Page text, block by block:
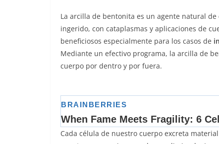
La arcilla de bentonita es un agente natural
ingerido, con cataplasmas y aplicaciones de
beneficiosos especialmente para los casos de
Mediante un efectivo programa, la arcilla de
cuerpo por dentro y por fuera.
Cada célula de nuestro cuerpo excreta